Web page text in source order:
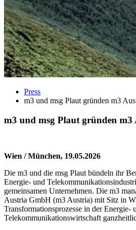
Press
m3 und msg Plaut gründen m3
m3 und msg Plaut gründen m3
Wien / München, 19.05.2026
Die m3 und die msg Plaut bündeln ihr
Energie- und
gemeinsamen Unternehmen. Die m3
Austria GmbH (m3 Austria) mit Sitz in
Transformationsprozesse in der Energie-
Telekommunikationswirtschaft